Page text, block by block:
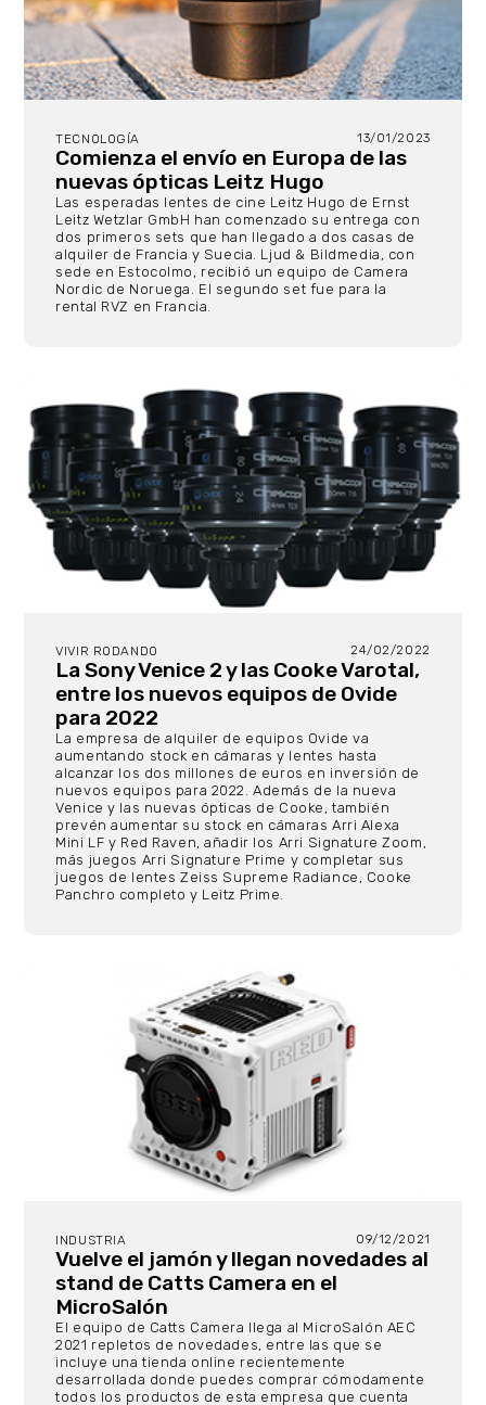
TECNOLOGÍA 13/01/2023
Comienza el envío en Europa de las
nuevas ópticas Leitz Hugo
Las esperadas lentes de cine Leitz Hugo de Ernst
Leitz Wetzlar GmbH han comenzado su entrega con
dos primeros sets que han llegado a dos casas de
alquiler de Francia y Suecia. Ljud & Bildmedia, con
sede en Estocolmo, recibió un equipo de Camera
Nordic de Noruega. El segundo set fue para la
rental RVZ en Francia.
VIVIR RODANDO 24/02/2022
La Sony Venice 2 y las Cooke Varotal,
entre los nuevos equipos de Ovide
para 2022
La empresa de alquiler de equipos Ovide va
aumentando stock en cámaras y lentes hasta
alcanzar los dos millones de euros en inversión de
nuevos equipos para 2022. Además de la nueva
Venice y las nuevas ópticas de Cooke, también
prevén aumentar su stock en cámaras Arri Alexa
Mini LF y Red Raven, añadir los Arri Signature Zoom,
más juegos Arri Signature Prime y completar sus
juegos de lentes Zeiss Supreme Radiance, Cooke
Panchro completo y Leitz Prime.
INDUSTRIA 09/12/2021
Vuelve el jamón y llegan novedades al
stand de Catts Camera en el
MicroSalón
El equipo de Catts Camera llega al MicroSalón AEC
2021 repletos de novedades, entre las que se
incluye una tienda online recientemente
desarrollada donde puedes comprar cómodamente
todos los productos de esta empresa que cuenta